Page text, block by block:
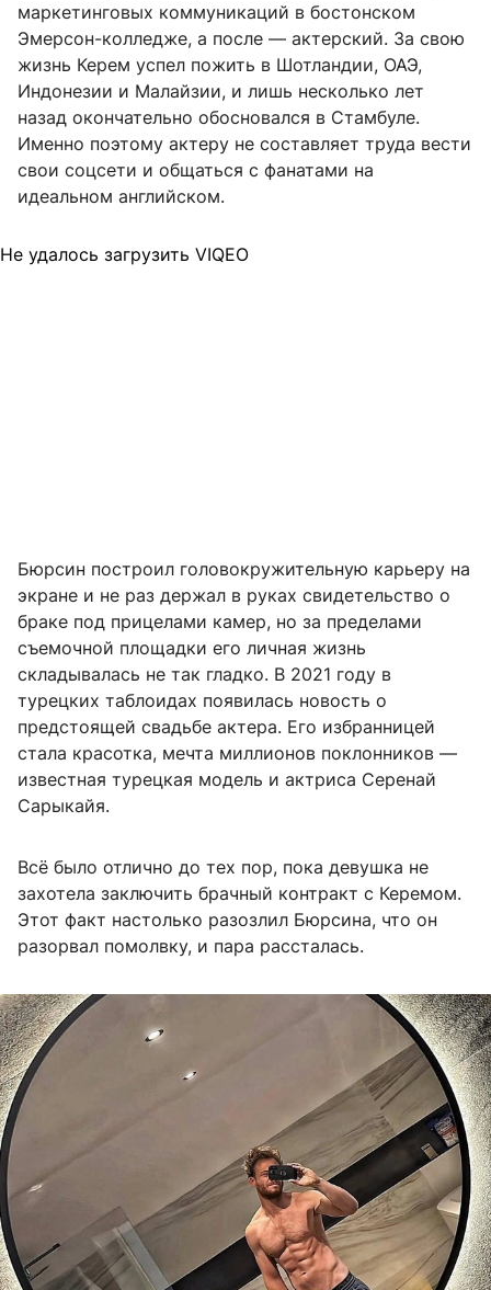
маркетинговых коммуникаций в бостонском
Эмерсон-колледже, а после — актерский. За свою
жизнь Керем успел пожить в Шотландии, ОАЭ,
Индонезии и Малайзии, и лишь несколько лет
назад окончательно обосновался в Стамбуле.
Именно поэтому актеру не составляет труда вести
свои соцсети и общаться с фанатами на
идеальном английском.
Не удалось загрузить VIQEO
Бюрсин построил головокружительную карьеру на
экране и не раз держал в руках свидетельство о
браке под прицелами камер, но за пределами
съемочной площадки его личная жизнь
складывалась не так гладко. В 2021 году в
турецких таблоидах появилась новость о
предстоящей свадьбе актера. Его избранницей
стала красотка, мечта миллионов поклонников —
известная турецкая модель и актриса Серенай
Сарыкайя.
Всё было отлично до тех пор, пока девушка не
захотела заключить брачный контракт с Керемом.
Этот факт настолько разозлил Бюрсина, что он
разорвал помолвку, и пара рассталась.